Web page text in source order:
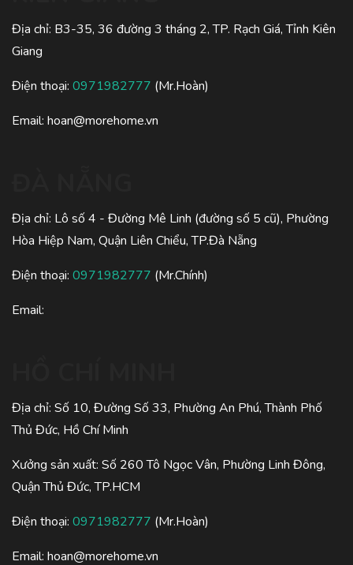
Địa chỉ: B3-35, 36 đường 3 tháng 2, TP. Rạch Giá, Tỉnh Kiên
Giang
Điện thoại: 0971982777 (Mr.Hoàn)
Email: hoan@morehome.vn
Địa chỉ: Lô số 4 - Đường Mê Linh (đường số 5 cũ), Phường
Hòa Hiệp Nam, Quận Liên Chiểu, TP.Đà Nẵng
Điện thoại: 0971982777 (Mr.Chính)
Email:
Địa chỉ: Số 10, Đường Số 33, Phường An Phú, Thành Phố
Thủ Đức, Hồ Chí Minh
Xưởng sản xuất: Số 260 Tô Ngọc Vân, Phường Linh Đông,
Quận Thủ Đức, TP.HCM
Điện thoại: 0971982777 (Mr.Hoàn)
Email: hoan@morehome.vn